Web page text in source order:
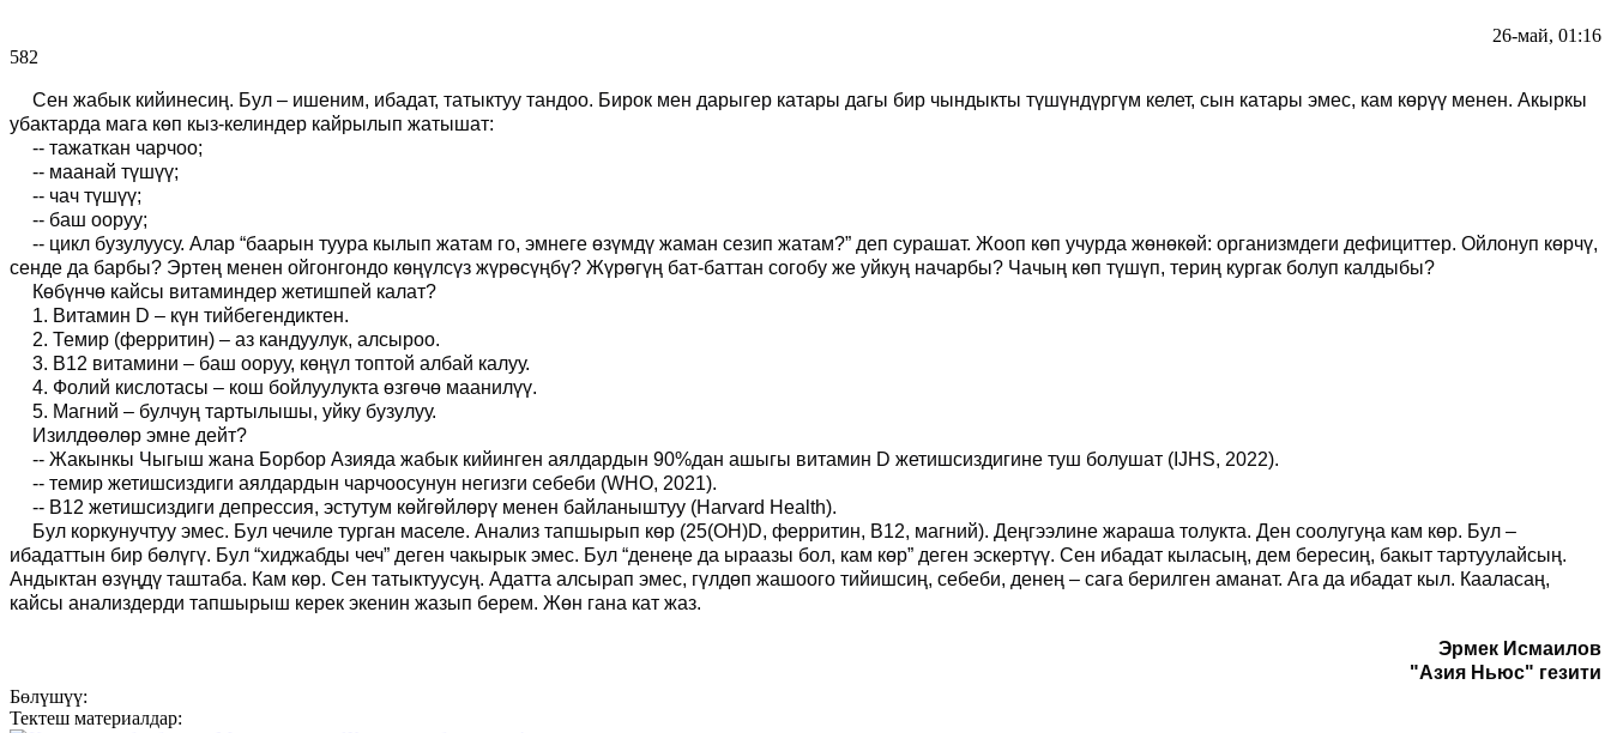
26-май, 01:16
582 ᠌ ᠌ ᠌ ᠌᠌ ᠌ ᠌᠌
Сен жабык кийинесиң. Бул – ишеним, ибадат, татыктуу тандоо. Бирок мен дарыгер катары дагы бир чындыкты түшүндүргүм келет, сын катары эмес, кам көрүү менен. Акыркы
убактарда мага көп кыз-келиндер кайрылып жатышат:
-- тажаткан чарчоо;
-- маанай түшүү;
-- чач түшүү;
-- баш ооруу;
-- цикл бузулуусу. Алар “баарын туура кылып жатам го, эмнеге өзүмдү жаман сезип жатам?” деп сурашат. Жооп көп учурда жөнөкөй: организмдеги дефициттер. Ойлонуп көрчү,
сенде да барбы? Эртең менен ойгонгондо көңүлсүз жүрөсүңбү? Жүрөгүң бат-баттан согобу же уйкуң начарбы? Чачың көп түшүп, териң кургак болуп калдыбы?
Көбүнчө кайсы витаминдер жетишпей калат?
1. Витамин D – күн тийбегендиктен.
2. Темир (ферритин) –аз кандуулук, алсыроо.
3. В12 витамини –баш ооруу, көңүл топтой албай калуу.
4. Фолий кислотасы –кош бойлуулукта өзгөчө маанилүү.
5. Магний –булчуң тартылышы, уйку бузулуу.
Изилдөөлөр эмне дейт?
--Жакынкы Чыгыш жана Борбор Азияда жабык кийинген аялдардын 90%дан ашыгы витамин D жетишсиздигине туш болушат(IJHS, 2022).
-- темир жетишсиздиги аялдардын чарчоосунун негизги себеби (WHO, 2021).
--В12 жетишсиздиги депрессия, эстутум көйгөйлөрү менен байланыштуу (Harvard Health).
Бул коркунучтуу эмес. Бул чечиле турган маселе. Анализ тапшырып көр (25(OH)D, ферритин, В12, магний). Деңгээлине жараша толукта. Ден соолугуңа кам көр. Бул –
ибадаттын бир бөлүгү. Бул “хиджабды чеч” деген чакырык эмес. Бул “денеңе да ыраазы бол, кам көр” деген эскертүү. Сен ибадат кыласың, дем бересиң, бакыт тартуулайсың.
Андыктан өзүңдү таштаба. Кам көр. Сен татыктуусуң. Адатта алсырап эмес, гүлдөп жашоого тийишсиң, себеби, денең – сага берилген аманат. Ага да ибадат кыл. Кааласаң,
кайсы анализдерди тапшырыш керек экенин жазып берем. Жөн гана кат жаз.
Эрмек Исмаилов
"Азия Ньюс" гезити
Бөлүшүү:
Тектеш материалдар: